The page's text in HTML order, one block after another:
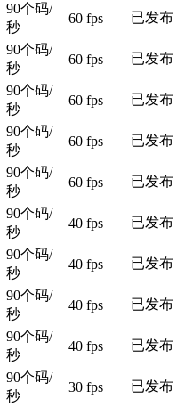
90个码/
秒
60 fps 已发布
90个码/
秒
60 fps 已发布
90个码/
秒
60 fps 已发布
90个码/
秒
60 fps 已发布
90个码/
秒
60 fps 已发布
90个码/
秒
40 fps 已发布
90个码/
秒
40 fps 已发布
90个码/
秒
40 fps 已发布
90个码/
秒
40 fps 已发布
90个码/
秒
30 fps 已发布